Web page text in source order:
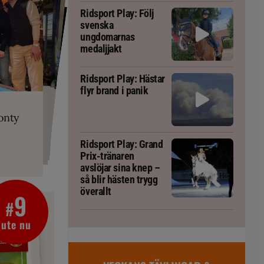
är allt
fång
blivit
tränaren
#9
ute nu
Ridsport Play: Följ
svenska
ungdomarnas
medaljjakt
Ridsport Play: Hästar
flyr brand i panik
Ridsport Play: Grand
Prix-tränaren
avslöjar sina knep –
så blir hästen trygg
överallt